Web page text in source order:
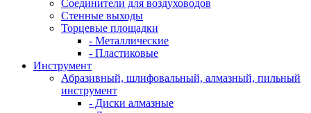
Соединители для воздуховодов
Стенные выходы
Торцевые площадки
- Металлические
- Пластиковые
Инструмент
Абразивный, шлифовальный, алмазный, пильный
инструмент
- Диски алмазные